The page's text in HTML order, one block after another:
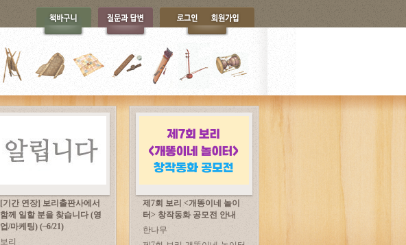
[기간 연장] 보리출판사에서
함께 일할 분을 찾습니다 (영
업/마케팅) (~6/21)
보리
제7회 보리 <개똥이네 놀이
터> 창작동화 공모전 안내
한나무